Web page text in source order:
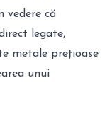
vedere că
legate,
metale prețioase
unui